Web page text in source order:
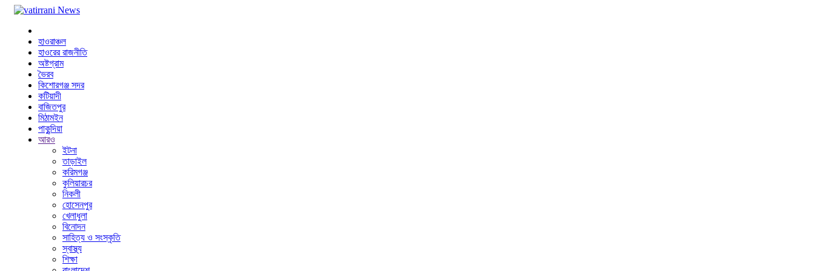
হাওরাঞ্চল
হাওরের রাজনীতি
অষ্টগ্রাম
ভৈরব
কিশোরগঞ্জ সদর
কটিয়াদী
বাজিতপুর
মিঠামইন
পাকুন্দিয়া
আরও
ইটনা
তাড়াইল
করিমগঞ্জ
কুলিয়ারচর
নিকলী
হোসেনপুর
খেলাধুলা
বিনোদন
সাহিত্য ও সংস্কৃতি
স্বাস্থ্য
শিক্ষা